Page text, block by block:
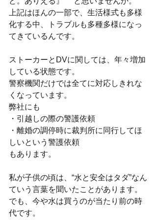
上記はほんの一部で、生活様式も多様
化する中、トラブルも多種多様になっ
てきているんです。
ストーカーとDVに関しては、年々増加
している状態です。
警察機関だけでは全てに対応しきれな
くなっています。
弊社にも
・引越しの際の警護依頼
・離婚の調停時に裁判所に同行してほ
しいという警護依頼
もあります。
私が子供の頃は、“水と安全はタダ”なん
ていう言葉を聞いたことがあります。
でも、今や水は買うのが当たり前の時
代です。